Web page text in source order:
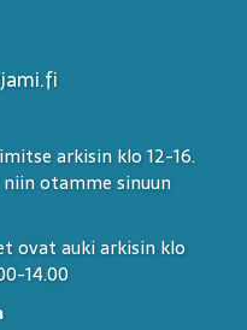
arkisin klo 12-16.
otamme sinuun
ovat auki arkisin klo
14.00